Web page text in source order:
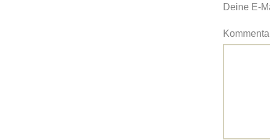
Deine E-